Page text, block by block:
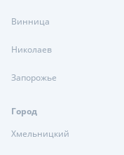
Винница
Николаев
Запорожье
Город
Хмельницкий